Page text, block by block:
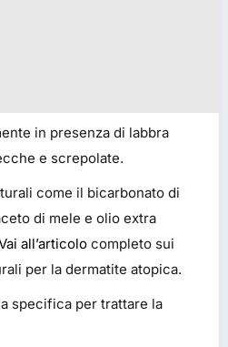
in presenza di labbra
e screpolate.
come il bicarbonato di
di mele e olio extra
all’articolo completo sui
per la dermatite atopica.
specifica per trattare la